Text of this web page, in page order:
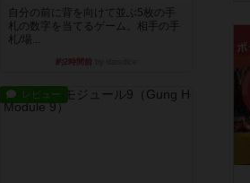
自分の前に背を向けて並ぶ5枚の手
札の数字を当てるゲーム。相手の手
札/場...
約2時間前
レビュー